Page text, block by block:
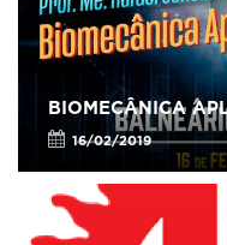
BIOMECÂNICA
16/02/2019